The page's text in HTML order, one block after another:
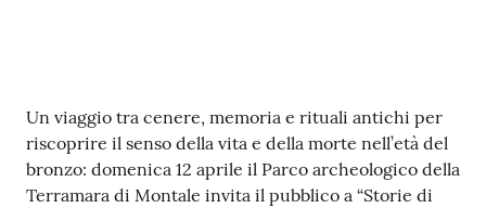
Contenuto
Un viaggio tra cenere, memoria e rituali antichi per
riscoprire il senso della vita e della morte nell’età del
bronzo: domenica 12 aprile il Parco archeologico della
Terramara di Montale invita il pubblico a “Storie di